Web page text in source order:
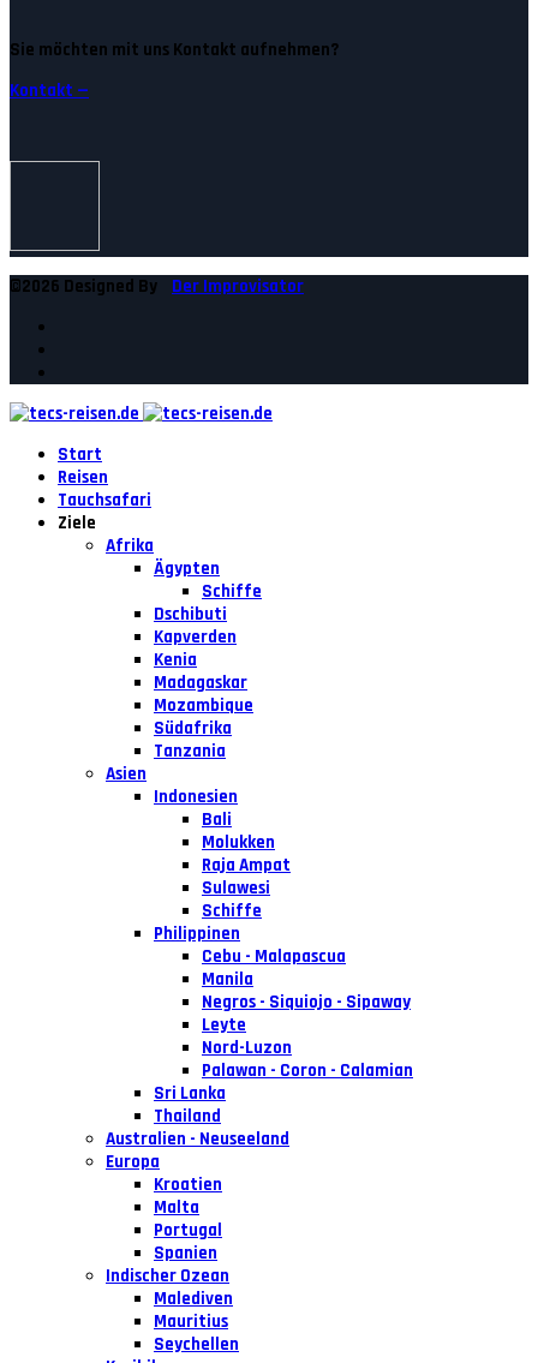
Sie möchten mit uns Kontakt aufnehmen?
Kontakt —
©2026 Designed By Der Improvisator
Start
Reisen
Tauchsafari
Ziele
Afrika
Ägypten
Schiffe
Dschibuti
Kapverden
Kenia
Madagaskar
Mozambique
Südafrika
Tanzania
Asien
Indonesien
Bali
Molukken
Raja Ampat
Sulawesi
Schiffe
Philippinen
Cebu - Malapascua
Manila
Negros - Siquiojo - Sipaway
Leyte
Nord-Luzon
Palawan - Coron - Calamian
Sri Lanka
Thailand
Australien - Neuseeland
Europa
Kroatien
Malta
Portugal
Spanien
Indischer Ozean
Malediven
Mauritius
Seychellen